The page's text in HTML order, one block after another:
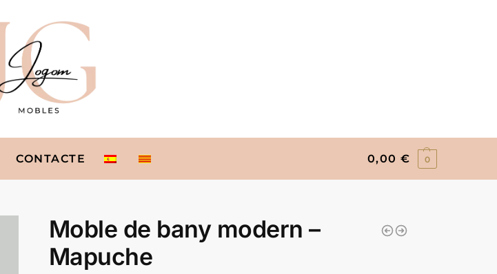
CONTACTE 0,00 € 0
Moble de bany modern –
Mapuche